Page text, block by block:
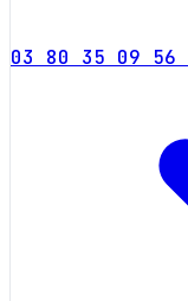
03 80 35 09 56